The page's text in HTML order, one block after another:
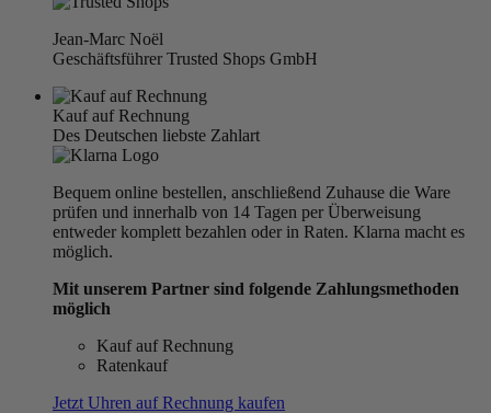
Jean-Marc Noël
Geschäftsführer Trusted Shops GmbH
Kauf auf Rechnung
Des Deutschen liebste Zahlart
Bequem online bestellen, anschließend Zuhause die Ware
prüfen und innerhalb von 14 Tagen per Überweisung
entweder komplett bezahlen oder in Raten. Klarna macht es
möglich.
Mit unserem Partner sind folgende Zahlungsmethoden
möglich
Kauf auf Rechnung
Ratenkauf
Jetzt Uhren auf Rechnung kaufen